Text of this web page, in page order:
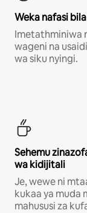
Weka nafasi
Imetathminiwa
wageni na
wa siku nyingi.
Sehemu
wa kidijitali
Je, wewe ni
kukaa ya muda
mahususi za